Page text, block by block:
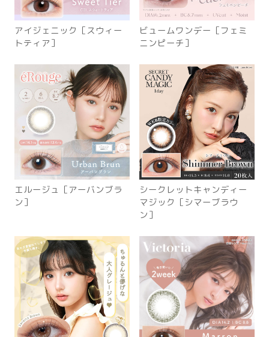
アイジェニック［スウィー
トティア］
ビュームワンデー［フェミ
ニンピーチ］
エルージュ［アーバンブラ
ン］
シークレットキャンディー
マジック［シマーブラウ
ン］